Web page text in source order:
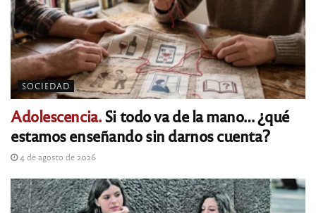
SOCIEDAD
Adolescencia.Si todo va de la mano… ¿qué
estamos enseñando sin darnos cuenta?
4 de agosto de 2026